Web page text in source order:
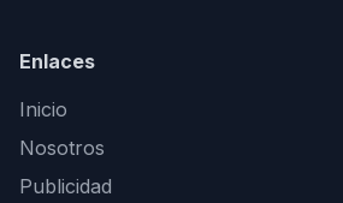
Enlaces
Inicio
Nosotros
Publicidad